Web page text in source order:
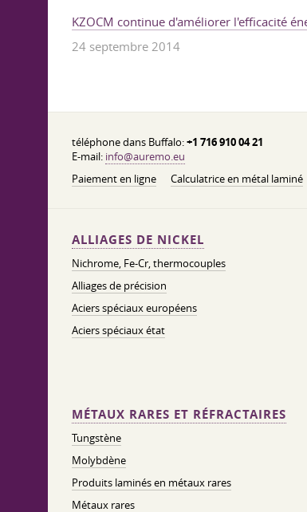
KZOCM continue d'améliorer l'efficacité
24 septembre 2014
téléphone dans Buffalo:+1 716 910 04 21
E-mail: info@auremo.eu
Paiement en ligne
Calculatrice en métal laminé
ALLIAGES DE NICKEL
Nichrome, Fe-Cr, thermocouples
Alliages de précision
Aciers spéciaux européens
Aciers spéciaux état
MÉTAUX RARES ET RÉFRACTAIRES
Tungstène
Molybdène
Produits laminés en métaux rares
Métaux rares